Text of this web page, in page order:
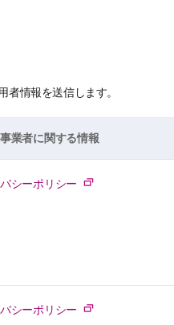
情報を送信します。
業者に関する情報
シーポリシー
シーポリシー